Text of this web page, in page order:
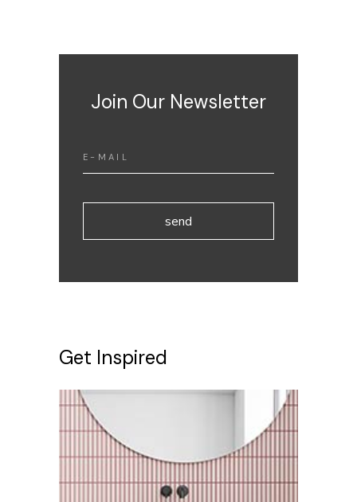
Join Our Newsletter
send
Get Inspired